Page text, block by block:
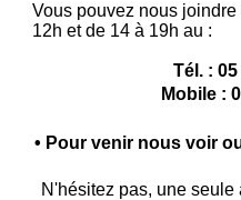
Vous pouvez nous
12h et de 14 à 19h au :
Tél. :
Mobile :
• Pour venir nous voir
N'hésitez pas, une seule